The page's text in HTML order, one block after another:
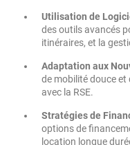
Utilisation de
des outils avancés
itinéraires, et la
Adaptation aux
de mobilité douce et
avec la RSE.
Stratégies de
options de
location longue